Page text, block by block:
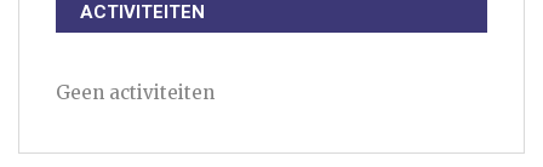
ACTIVITEITEN
Geen activiteiten